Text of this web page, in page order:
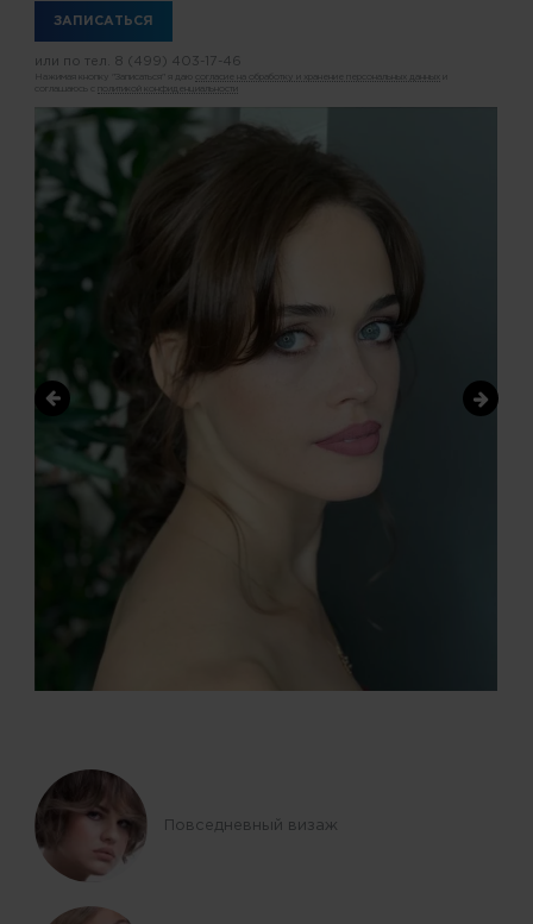
или по тел. 8 (499) 403-17-46
Нажимая кнопку "Записаться" я даю согласие на обработку и хранение персональных данных
политикой конфиденциальности
Повседневный визаж